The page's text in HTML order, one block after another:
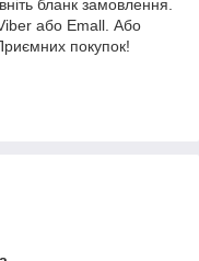
бланк замовлення.
або Emall. Або
покупок!